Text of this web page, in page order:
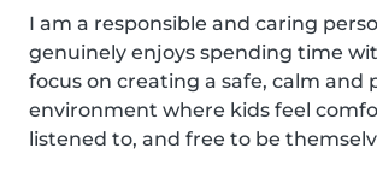
I am a responsible and caring
genuinely enjoys spending time
focus on creating a safe, calm and
environment where kids feel
listened to, and free to be